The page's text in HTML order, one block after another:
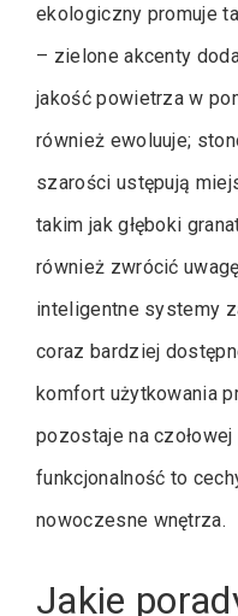
ekologiczny promuje
– zielone akcenty
jakość powietrza w
również ewoluuje;
szarości ustępują
takim jak głęboki
również zwrócić
inteligentne systemy
coraz bardziej
komfort użytkowania
pozostaje na
funkcjonalność to
nowoczesne wnętrza.
Jakie